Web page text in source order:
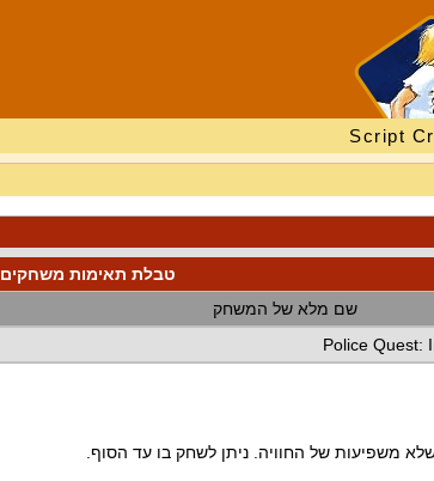
Script
טבלת תאימות משחקים
שם מלא של המשחק
Police Quest:
משפיעות של החוויה. ניתן לשחק בו עד הסוף.